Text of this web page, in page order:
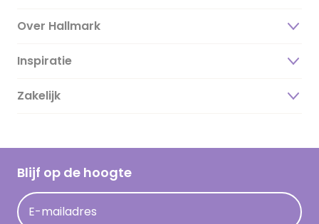
Over Hallmark
Over ons
Duurzaamheid
Hallmark Kaartclub
Acties
Persberichten
Inspiratie
Magazine
Cadeau inspiratie
Op kamp gedichten en versjes
Leuke en grappige op kamp teksten
Zakelijk
Blijf op de hoogte
E-mailadres